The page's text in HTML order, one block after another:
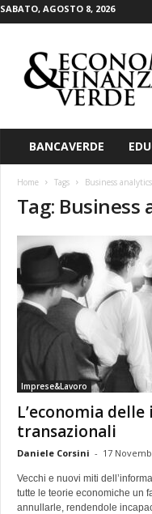
SABATO, AGOSTO 8, 2026
BANCAVERDE
Home Tags Business analytics
Tag: Business
Imprese&Lavoro
L’economia
transazionali
Daniele Corsini - 17
Vecchi e nuovi miti
tutte le teorie economiche un
annullarle, rendendole